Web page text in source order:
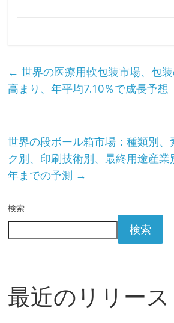
← 世界の医療用軟包装市場、包
高まり、年平均7.10％で成長予想
世界の段ボール箱市場：種類別、
ク別、印刷技術別、最終用途産
年までの予測 →
検索
検索
最近のリリース